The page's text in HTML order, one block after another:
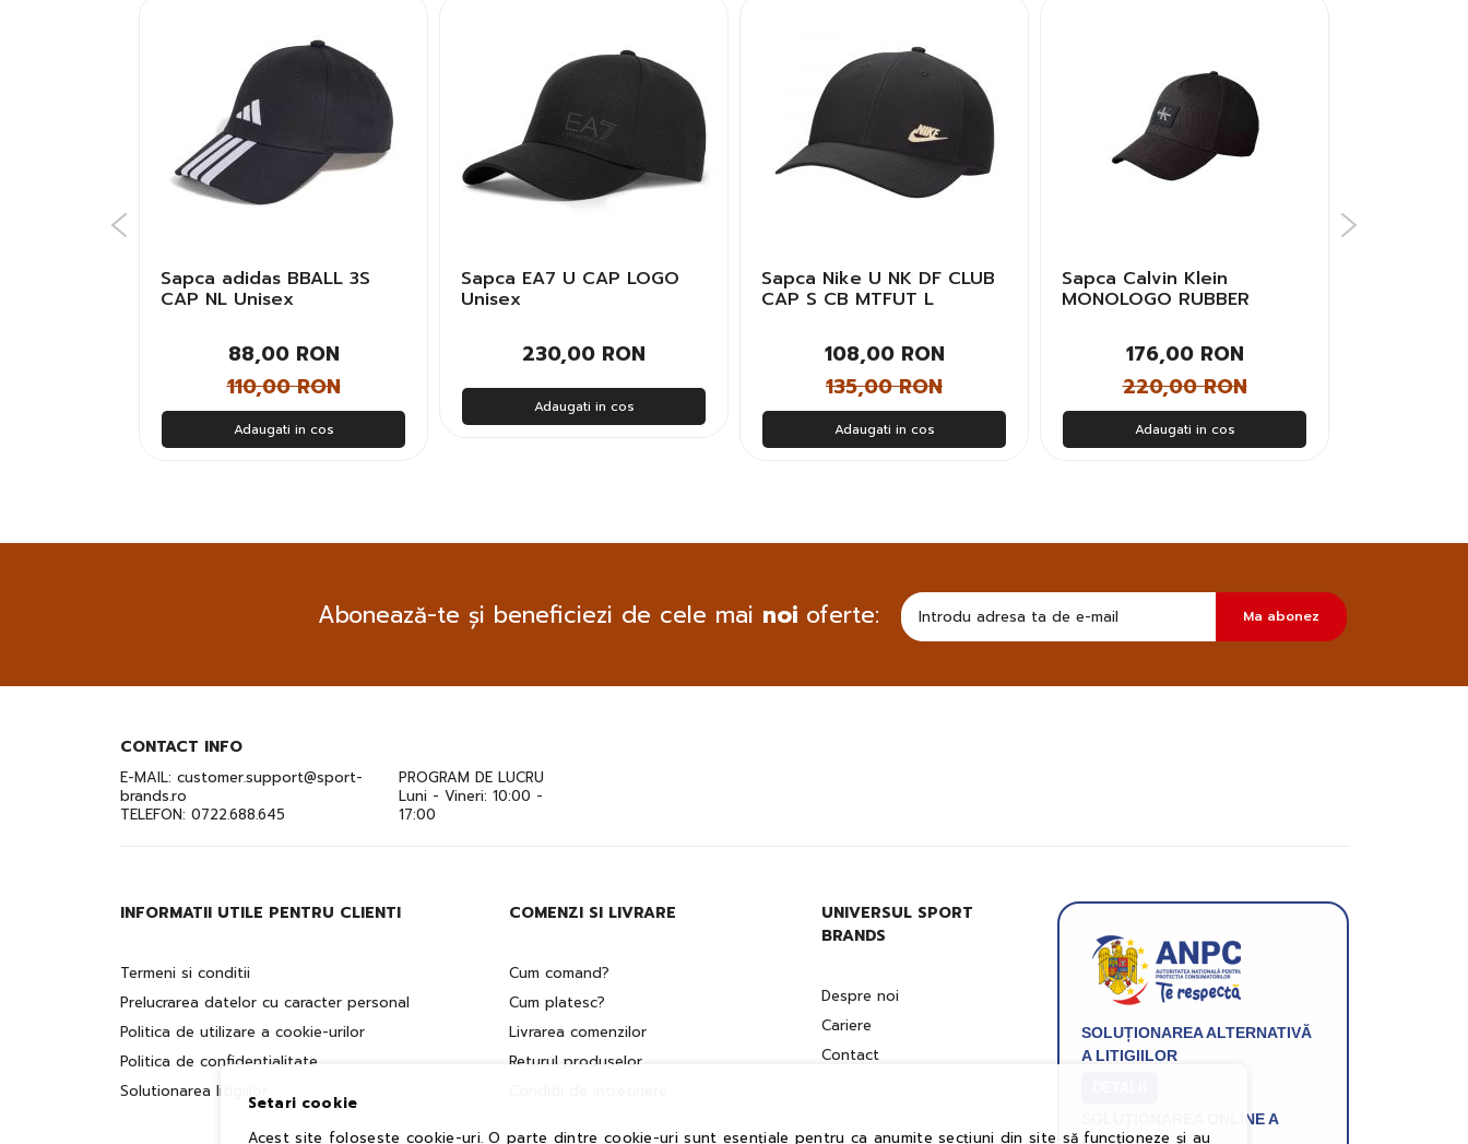
Sapca adidas BBALL 3S
CAP NL Unisex
88,00 RON
110,00 RON
Adaugati in cos
Sapca EA7 U CAP LOGO
Unisex
230,00 RON
Adaugati in cos
Sapca Nike U NK DF CLUB
CAP S CB MTFUT L
108,00 RON
135,00 RON
Adaugati in cos
Sapca Calvin Klein
MONOLOGO RUBBER
176,00 RON
220,00 RON
Adaugati in cos
Abonează-te și beneficiezi de cele mai noi oferte:
sa
primesc
informatii
Ma abonez
CONTACT INFO
E-MAIL: customer.support@sport-
brands.ro
TELEFON: 0722.688.645
PROGRAM DE LUCRU
Luni - Vineri: 10:00 -
17:00
INFORMATII UTILE PENTRU CLIENTI
Termeni si conditii
Prelucrarea datelor cu caracter personal
Politica de utilizare a cookie-urilor
Politica de confidentialitate
Solutionarea litigiilor
COMENZI SI LIVRARE
Cum comand?
Cum platesc?
Livrarea comenzilor
Returul produselor
UNIVERSUL SPORT
BRANDS
Despre noi
Cariere
Contact
SOLUȚIONAREA ALTERNATIVĂ
A LITIGIILOR
SOLUȚIONAREA ONLINE A
Setari cookie
Acest site foloseste cookie-uri. O parte dintre cookie-uri sunt esențiale pentru ca anumite secțiuni din site să funcționeze și au